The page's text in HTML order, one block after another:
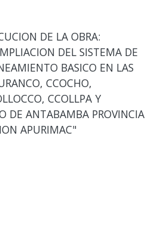
DE LA OBRA:
DEL SISTEMA DE
BASICO EN LAS
CCOCHO,
CCOLLPA Y
DE ANTABAMBA PROVINCIA
APURIMAC"